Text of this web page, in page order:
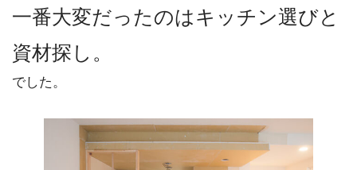
一番大変だったのはキッチン選びと
資材探し。
でした。